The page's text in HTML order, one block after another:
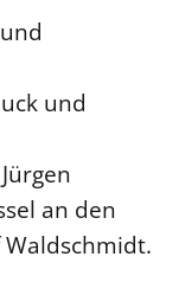
und
an den